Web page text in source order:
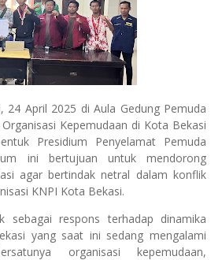
24 April 2025 di Aula Gedung Pemuda
Kepemudaan di Kota Bekasi
Presidium Penyelamat Pemuda
ini bertujuan untuk mendorong
agar bertindak netral dalam konflik
KNPI Kota Bekasi.
sebagai respons terhadap dinamika
yang saat ini sedang mengalami
organisasi kepemudaan,